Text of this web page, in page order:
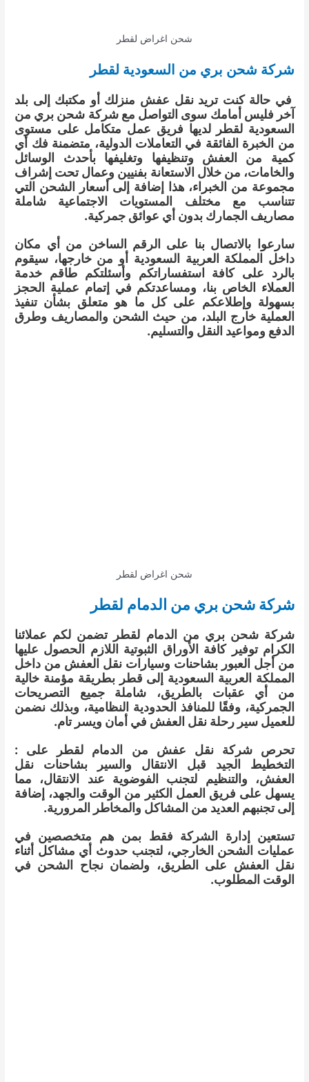
شحن اغراض لقطر
شركة شحن بري من السعودية لقطر
في حالة كنت تريد نقل عفش منزلك أو مكتبك إلى بلد
آخر فليس أمامك سوى التواصل مع شركة شحن بري من
السعودية لقطر لديها فريق عمل متكامل على مستوى
من الخبرة الفائقة في التعاملات الدولية، متضمنة فك أي
كمية من العفش وتنظيفها وتغليفها بأحدث الوسائل
والخامات، من خلال الاستعانة بفنيين وعمال تحت إشراف
مجموعة من الخبراء، هذا إضافة إلى أسعار الشحن التي
تتناسب مع مختلف المستويات الاجتماعية شاملة
مصاريف الجمارك بدون أي عوائق جمركية.
سارعوا بالاتصال بنا على الرقم الساخن من أي مكان
داخل المملكة العربية السعودية أو من خارجها، سيقوم
بالرد على كافة استفساراتكم وأسئلتكم طاقم خدمة
العملاء الخاص بنا، ومساعدتكم في إتمام عملية الحجز
بسهولة وإطلاعكم على كل ما هو متعلق بشأن تنفيذ
العملية خارج البلد، من حيث الشحن والمصاريف وطرق
الدفع ومواعيد النقل والتسليم.
شحن اغراض لقطر
شركة شحن بري من الدمام لقطر
شركة شحن بري من الدمام لقطر تضمن لكم عملائنا
الكرام توفير كافة الأوراق الثبوتية اللازم الحصول عليها
من أجل العبور بشاحنات وسيارات نقل العفش من داخل
المملكة العربية السعودية إلى قطر بطريقة مؤمنة خالية
من أي عقبات بالطريق، شاملة جميع التصريحات
الجمركية، وفقًا للمنافذ الحدودية النظامية، وبذلك نضمن
للعميل سير رحلة نقل العفش في أمان ويسر تام.
تحرص شركة نقل عفش من الدمام لقطر على :
التخطيط الجيد قبل الانتقال والسير بشاحنات نقل
العفش، والتنظيم لتجنب الفوضوية عند الانتقال، مما
يسهل على فريق العمل الكثير من الوقت والجهد، إضافة
إلى تجنبهم العديد من المشاكل والمخاطر المرورية.
تستعين إدارة الشركة فقط بمن هم متخصصين في
عمليات الشحن الخارجي، لتجنب حدوث أي مشاكل أثناء
نقل العفش على الطريق، ولضمان نجاح الشحن في
الوقت المطلوب.